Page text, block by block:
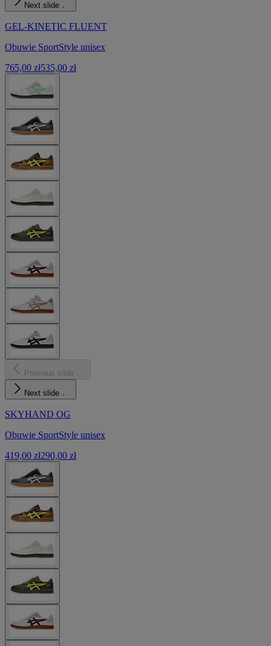
Next slide
GEL-KINETIC FLUENT
Obuwie SportStyle unisex
765,00 zł535,00 zł
Previous slide
Next slide
SKYHAND OG
Obuwie SportStyle unisex
419,00 zł290,00 zł